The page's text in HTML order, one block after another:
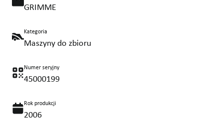
GRIMME
Kategoria
Maszyny do zbioru
Numer seryjny
45000199
Rok produkcji
2006